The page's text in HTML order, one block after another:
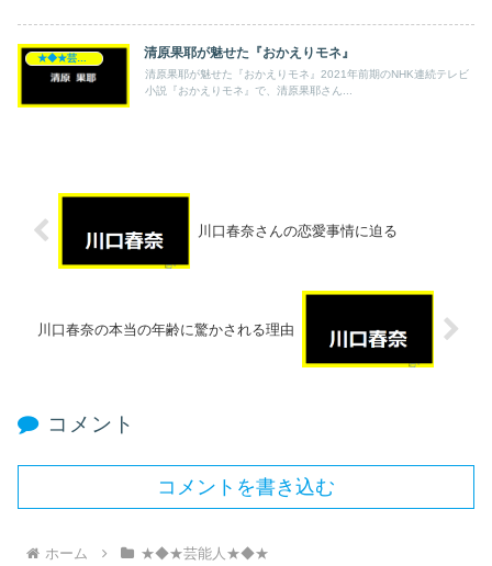
★◆★芸能人★◆★ 清原果耶が魅せた『おかえりモネ』
清原果耶が魅せた『おかえりモネ』2021年前期のNHK連続テレビ
小説『おかえりモネ』で、清原果耶さん...
川口春奈さんの恋愛事情に迫る
川口春奈の本当の年齢に驚かされる理由
コメント
コメントを書き込む
ホーム ★◆★芸能人★◆★